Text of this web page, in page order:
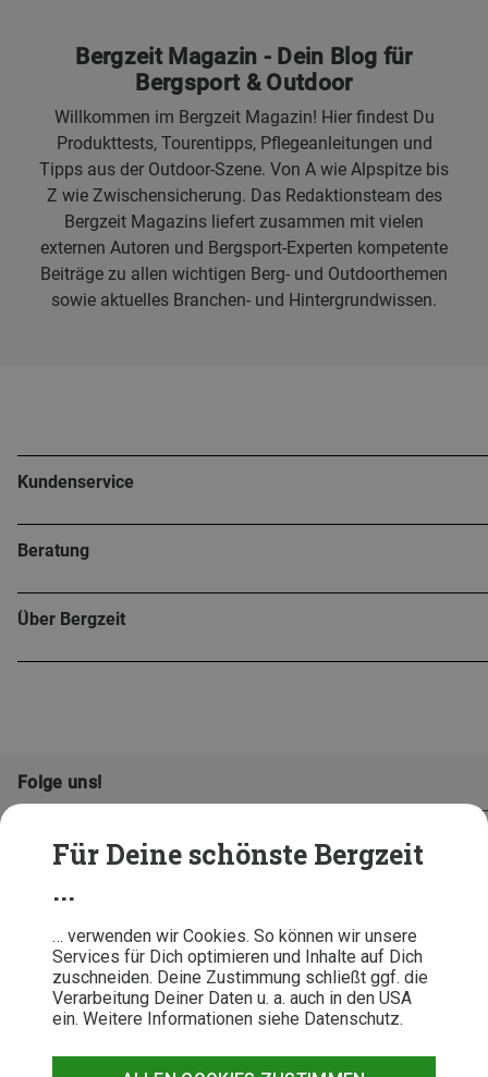
Für Deine schönste Bergzeit
...
… verwenden wir Cookies. So können wir unsere
Services für Dich optimieren und Inhalte auf Dich
zuschneiden. Deine Zustimmung schließt ggf. die
Verarbeitung Deiner Daten u. a. auch in den USA
ein. Weitere Informationen siehe Datenschutz.
Bergzeit Magazin - Dein Blog für
Bergsport & Outdoor
Willkommen im Bergzeit Magazin! Hier findest Du
Produkttests, Tourentipps, Pflegeanleitungen und
Tipps aus der Outdoor-Szene. Von A wie Alpspitze bis
Z wie Zwischensicherung. Das Redaktionsteam des
Bergzeit Magazins liefert zusammen mit vielen
externen Autoren und Bergsport-Experten kompetente
Beiträge zu allen wichtigen Berg- und Outdoorthemen
sowie aktuelles Branchen- und Hintergrundwissen.
Kundenservice
Beratung
Über Bergzeit
Folge uns!